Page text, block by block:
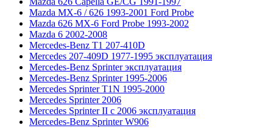
Mazda MX-6 / 626 1993-2001 Ford Probe
Mazda 626 MX-6 Ford Probe 1993-2002
Mazda 6 2002-2008
Mercedes-Benz T1 207-410D
Mercedes 207-409D 1977-1995 эксплуатация
Mercedes-Benz Sprinter эксплуатация
Mercedes-Benz Sprinter 1995-2006
Mercedes Sprinter T1N 1995-2000
Mercedes Sprinter 2006
Mercedes Sprinter II с 2006 эксплуатация
Mercedes-Benz Sprinter W906